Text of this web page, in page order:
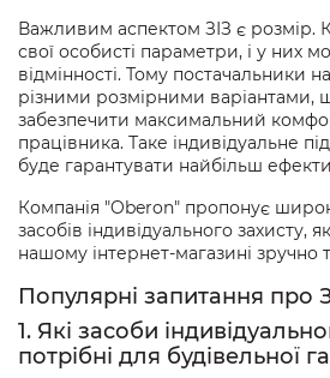
Важливим аспектом ЗІЗ є
свої особисті параметри, і у них
відмінності. Тому постачальники
різними розмірними варіантами,
забезпечити максимальний
працівника. Таке індивідуальне
буде гарантувати найбільш
Компанія "Oberon" пропонує
засобів індивідуального захисту,
нашому інтернет-магазині зручно
Популярні запитання про
1. Які засоби
потрібні для будівельної